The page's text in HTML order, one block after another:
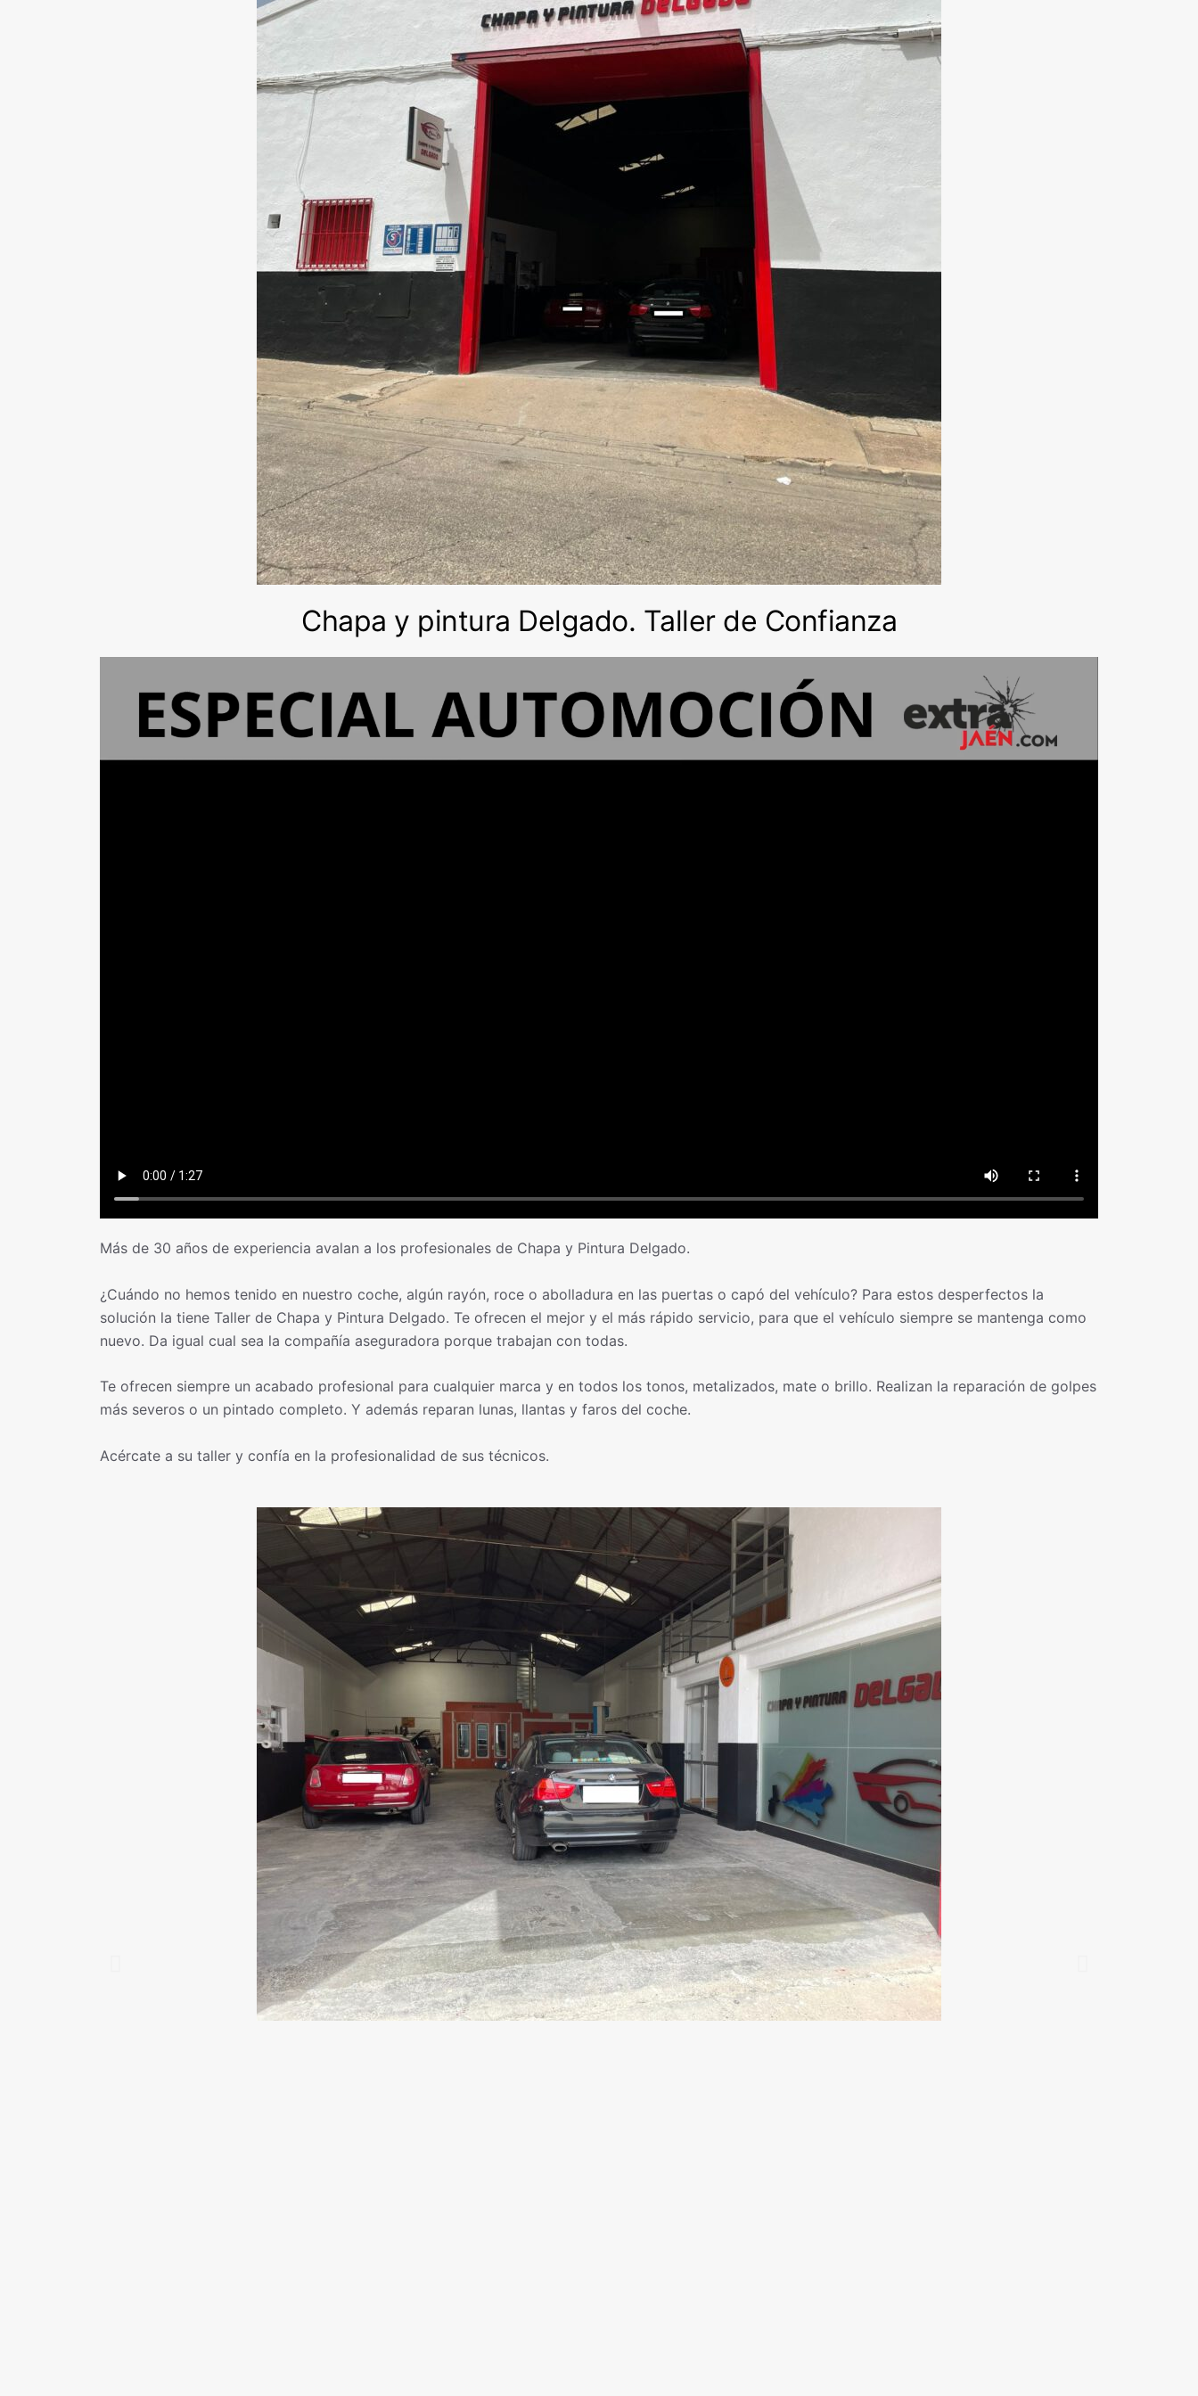
Chapa y pintura Delgado. Taller de Confianza
Más de 30 años de experiencia avalan a los profesionales de Chapa y Pintura Delgado.
¿Cuándo no hemos tenido en nuestro coche, algún rayón, roce o abolladura en las puertas o capó del vehículo? Para estos desperfectos la
solución la tiene Taller de Chapa y Pintura Delgado. Te ofrecen el mejor y el más rápido servicio, para que el vehículo siempre se mantenga como
nuevo. Da igual cual sea la compañía aseguradora porque trabajan con todas.
Te ofrecen siempre un acabado profesional para cualquier marca y en todos los tonos, metalizados, mate o brillo. Realizan la reparación de golpes
más severos o un pintado completo. Y además reparan lunas, llantas y faros del coche.
Acércate a su taller y confía en la profesionalidad de sus técnicos.